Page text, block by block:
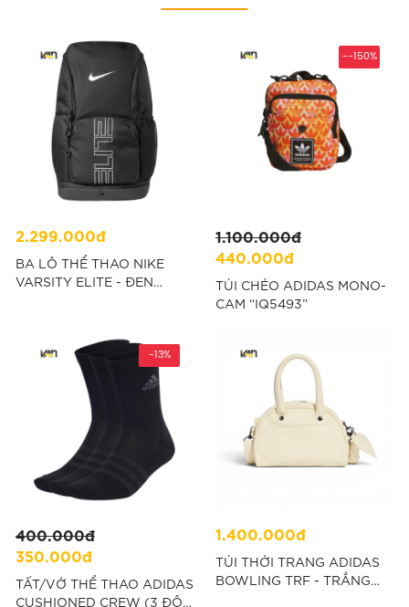
2.299.000đ
BA LÔ THỂ THAO NIKE
VARSITY ELITE - ĐEN
1.100.000đ
440.000đ
--150%
TÚI CHÉO ADIDAS MONO-
CAM “IQ5493”
400.000đ
350.000đ
-13%
TẤT/VỚ THỂ THAO ADIDAS
CUSHIONED CREW (3 ĐÔI)
1.400.000đ
TÚI THỜI TRANG ADIDAS
BOWLING TRF - TRẮNG